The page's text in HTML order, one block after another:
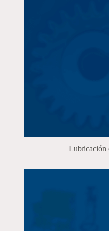
Lubricación